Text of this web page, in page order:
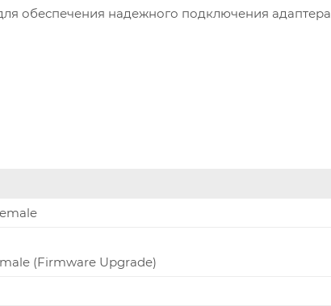
обеспечения надежного подключения адаптера
(Firmware Upgrade)